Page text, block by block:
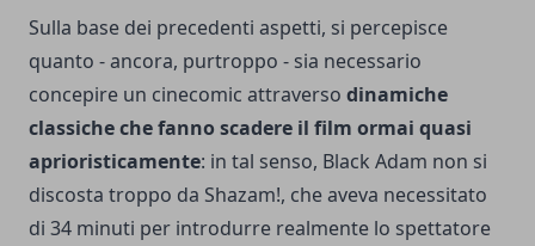
Sulla base dei precedenti aspetti, si percepisce
quanto - ancora, purtroppo - sia necessario
concepire un cinecomic attraverso dinamiche
classiche che fanno scadere il film ormai quasi
aprioristicamente: in tal senso, Black Adam non si
discosta troppo da Shazam!, che aveva necessitato
di 34 minuti per introdurre realmente lo spettatore